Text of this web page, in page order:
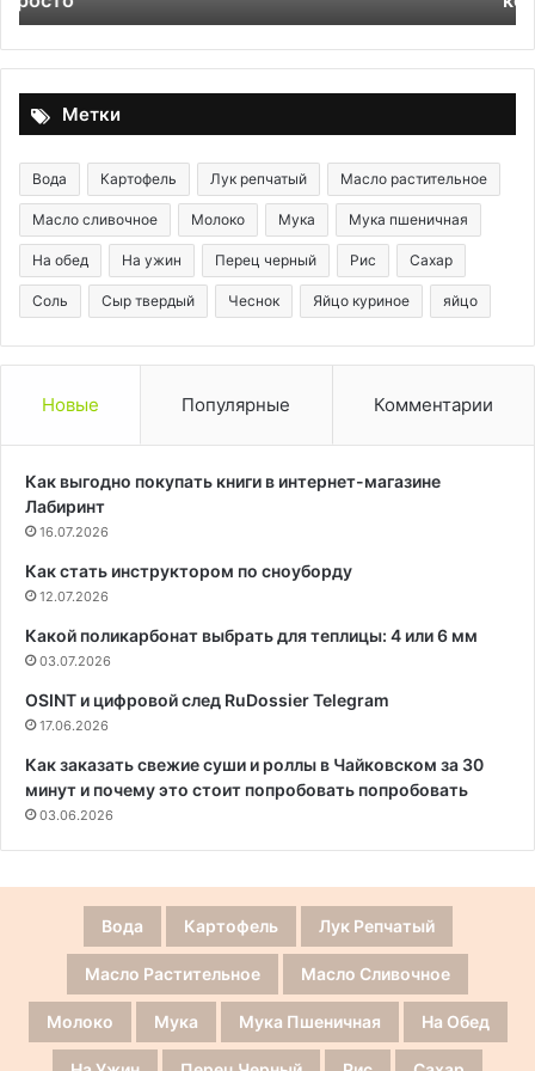
Метки
Вода Картофель Лук репчатый Масло растительное
Масло сливочное Молоко Мука Мука пшеничная
На обед На ужин Перец черный Рис Сахар
Соль Сыр твердый Чеснок Яйцо куриное яйцо
Новые Популярные Комментарии
Как выгодно покупать книги в интернет-магазине
Лабиринт
16.07.2026
Как стать инструктором по сноуборду
12.07.2026
Какой поликарбонат выбрать для теплицы: 4 или 6 мм
03.07.2026
OSINT и цифровой след RuDossier Telegram
17.06.2026
Как заказать свежие суши и роллы в Чайковском за 30
минут и почему это стоит попробовать попробовать
03.06.2026
Вода Картофель Лук Репчатый
Масло Растительное Масло Сливочное
Молоко Мука Мука Пшеничная На Обед